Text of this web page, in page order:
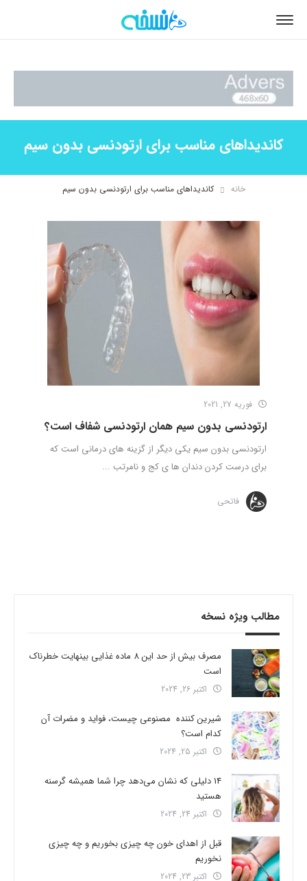
کاندیداهای مناسب برای ارتودنسی بدون سیم
خانه کاندیداهای مناسب برای ارتودنسی بدون سیم
فوریه 27, 2021
ارتودنسی بدون سیم همان ارتودنسی شفاف است؟
ارتودنسی بدون سیم یکی دیگر از گزینه های درمانی است که
برای درست کردن دندان ها ی کج و نامرتب ...
فاتحی
مطالب ویژه نسخه
مصرف بیش از حد این 8 ماده غذایی بینهایت خطرناک
است
اکتبر 26, 2024
شیرین کننده مصنوعی چیست، فواید و مضرات آن
کدام است؟
اکتبر 25, 2024
14 دلیلی که نشان می‌دهد چرا شما همیشه گرسنه
هستید
اکتبر 24, 2024
قبل از اهدای خون چه چیزی بخوریم و چه چیزی
نخوریم
اکتبر 23, 2024